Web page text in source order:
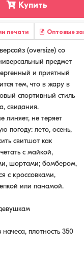
Купить
печати Оптовые
(oversize) со
предмет
и приятный
тем, что в жару в
спортивный стиль
свидания.
линяет, не теряет
погоду: лето, осень,
свитшот как
с майкой,
шортами; бомбером,
с кроссовками,
или панамой.
плотность 350